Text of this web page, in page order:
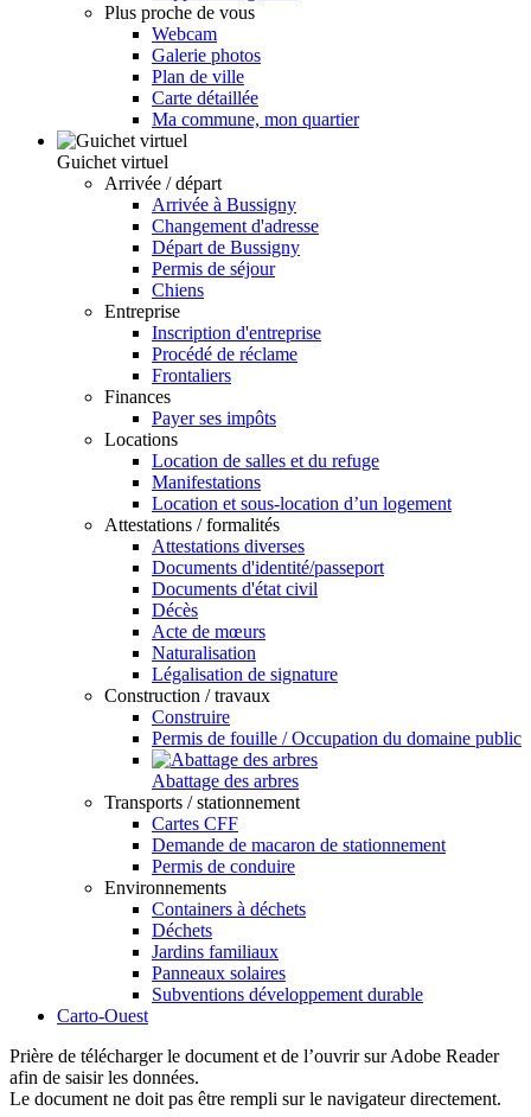
Plus proche de vous
Webcam
Galerie photos
Plan de ville
Carte détaillée
Ma commune, mon quartier
Guichet virtuel
Arrivée / départ
Arrivée à Bussigny
Changement d'adresse
Départ de Bussigny
Permis de séjour
Chiens
Entreprise
Inscription d'entreprise
Procédé de réclame
Frontaliers
Finances
Payer ses impôts
Locations
Location de salles et du refuge
Manifestations
Location et sous-location d’un logement
Attestations / formalités
Attestations diverses
Documents d'identité/passeport
Documents d'état civil
Décès
Acte de mœurs
Naturalisation
Légalisation de signature
Construction / travaux
Construire
Permis de fouille / Occupation du domaine public
Abattage des arbres
Transports / stationnement
Cartes CFF
Demande de macaron de stationnement
Permis de conduire
Environnements
Containers à déchets
Déchets
Jardins familiaux
Panneaux solaires
Subventions développement durable
Carto-Ouest
Prière de télécharger le document et de l’ouvrir sur Adobe Reader
afin de saisir les données.
Le document ne doit pas être rempli sur le navigateur directement.